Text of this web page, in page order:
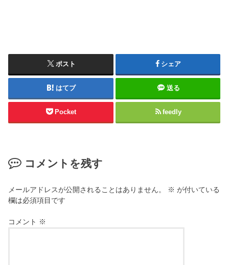
ポスト シェア
はてブ 送る
Pocket feedly
コメントを残す
メールアドレスが公開されることはありません。 ※ が付いている
欄は必須項目です
コメント ※